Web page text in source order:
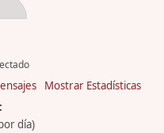
Mostrar Estadísticas
día)